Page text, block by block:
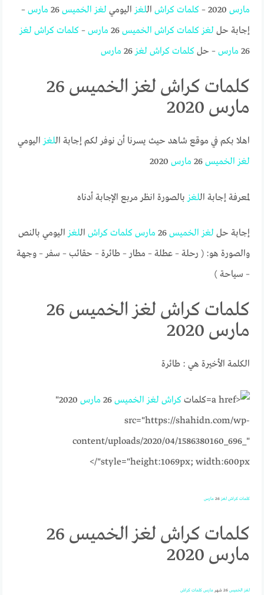
مارس
كلمات كراش اللغز اليومي لغز الخميس 26 مارس –
إجابة حل لغز كلمات كراش الخميس 26 مارس –كلمات كراش لغز
26 مارس – حلكلمات كراش لغز 26 مارس
كلمات كراش لغز الخميس 26
مارس 2020
اهلا بكم في موقع شاهد حيث يسرنا أن نوفر لكم إجابة اللغزاليومي
لغز الخميس 26 مارس
لمعرفة إجابة اللغز بالصورة انظر مربع الإجابة أدناه
إجابة حل لغز الخميس 26 مارس كلمات كراش اللغز اليومي بالنص
والصورة هو: ( رحلة – عطلة – مطار – طائرة – حقائب – سفر – وجهة
– سياحة )
كلمات كراش لغز الخميس 26
مارس 2020
الكلمة الأخيرة هي : طائرة
كلماتكراش لغز الخميس 26 مارس
2020"
src="https://shahidn.com/wp-
content/uploads/2020/04/1586380160_696_"
style="height:1069px; width:600px"/>
كلمات كراش لغز 26 مارس
كلمات كراش لغز الخميس 26
مارس 2020
لغز الخميس 26 شهر مارس كلمات كراش